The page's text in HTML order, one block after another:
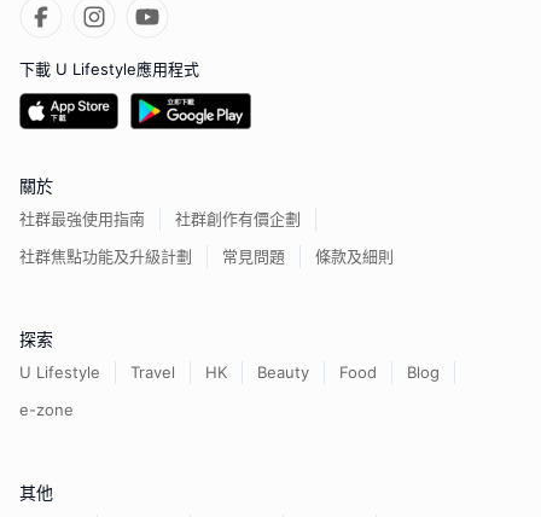
下載 U Lifestyle應用程式
關於
社群最強使用指南
社群創作有價企劃
社群焦點功能及升級計劃
常見問題 條款及細則
探索
U Lifestyle Travel HK Beauty Food
Blog
e-zone
其他